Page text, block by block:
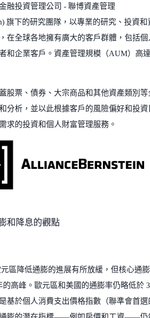
融投資管理公司 - 聯博資產管理
旗下的研究團隊，以專業的研究、投資和
在全球各地擁有廣大的客戶群體，包括個
和企業客戶。資產管理規模（AUM）高
股票、債券、大宗商品和其他資產類別等
分析，並以此根據客戶的風險偏好和投資
求的投資和個人財富管理服務。
和降息的觀點
元區降低通膨的進展有所放緩，但核心通
的高峰。歐元區和美國的通膨率仍略低於
於個人消費支出價格指數（聯準會首選